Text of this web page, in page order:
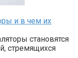
и в чем их
становятся
стремящихся